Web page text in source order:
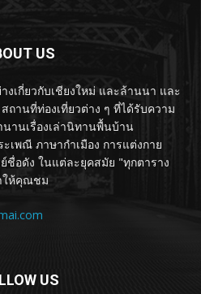
US
งเกี่ยวกับเชียงใหม่ และล้านนา และ
ถานที่ท่องเที่ยวต่าง ๆ ที่ได้รับความ
านเรื่องเล่านิทานพื้นบ้าน
พณี ภาษากำเมือง การแต่งกาย
ชื่อดัง ในแต่ละยุคสมัย "ทุกตาราง
ให้คุณชม
US